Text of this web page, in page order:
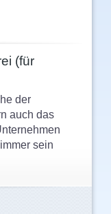
(für
der
auch das
sein